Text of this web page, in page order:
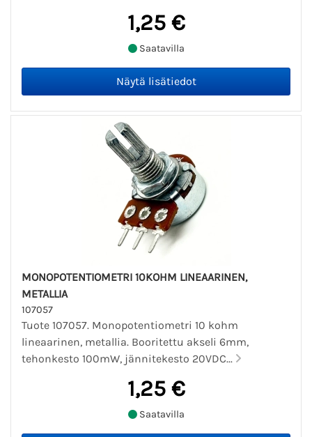
1,25 €
Saatavilla
MONOPOTENTIOMETRI 10KOHM LINEAARINEN,
METALLIA
107057
Tuote 107057. Monopotentiometri 10 kohm
lineaarinen, metallia. Booritettu akseli 6mm,
tehonkesto 100mW, jännitekesto 20VDC...
1,25 €
Saatavilla